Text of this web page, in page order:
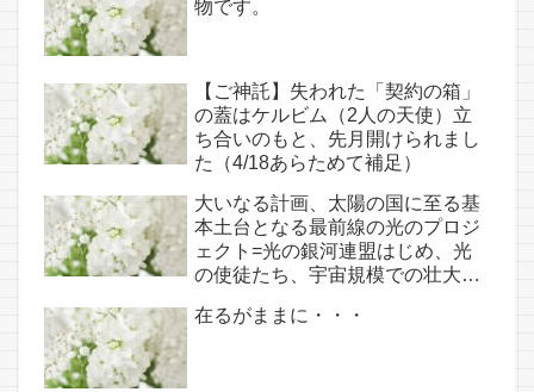
物です。
【ご神託】失われた「契約の箱」
の蓋はケルビム（2人の天使）立
ち合いのもと、先月開けられまし
た（4/18あらためて補足）
大いなる計画、太陽の国に至る基
本土台となる最前線の光のプロジ
ェクト=光の銀河連盟はじめ、光
の使徒たち、宇宙規模での壮大な
(6/26・28追記あり）
在るがままに・・・